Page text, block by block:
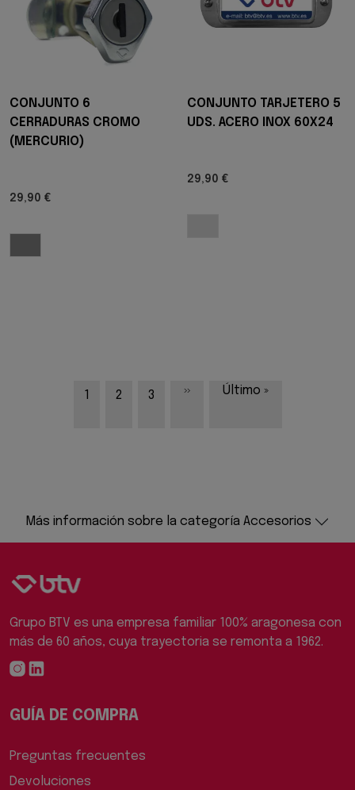
CONJUNTO 6
CERRADURAS CROMO
(MERCURIO)
29,90 €
CONJUNTO TARJETERO 5
UDS. ACERO INOX 60X24
29,90 €
Página
1 Página
2 Página
3 Siguiente página
›› Última página
Último »
Más información sobre la categoría Accesorios
Grupo BTV es una empresa familiar 100% aragonesa con
más de 60 años, cuya trayectoria se remonta a 1962.
GUÍA DE COMPRA
Preguntas frecuentes
Devoluciones